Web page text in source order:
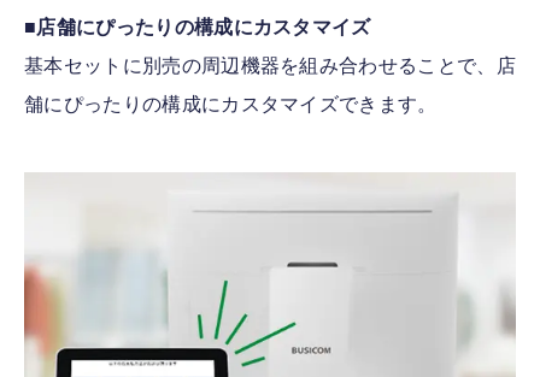
■店舗にぴったりの構成にカスタマイズ
基本セットに別売の周辺機器を組み合わせることで、店
舗にぴったりの構成にカスタマイズできます。